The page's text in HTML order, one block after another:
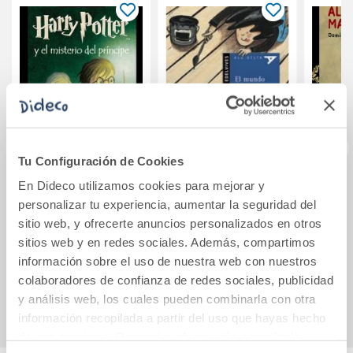
Tu Configuración de Cookies
En Dideco utilizamos cookies para mejorar y
personalizar tu experiencia, aumentar la seguridad del
sitio web, y ofrecerte anuncios personalizados en otros
sitios web y en redes sociales. Además, compartimos
información sobre el uso de nuestra web con nuestros
colaboradores de confianza de redes sociales, publicidad
y análisis web, los cuales pueden combinarla con otra
información recopilada a partir del uso que hayas hecho
Harry Potter y el
misterio del
príncipe (Harry
Potter [edición
clásica con la po
22,95€
Comprar
El mundo de papá
8,80€
Comprar